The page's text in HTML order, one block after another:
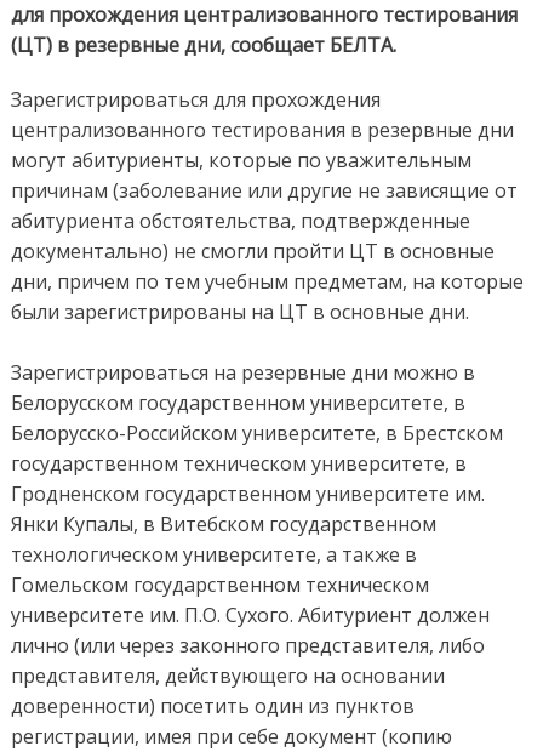
для прохождения централизованного тестирования
(ЦТ) в резервные дни, сообщает БЕЛТА.
Зарегистрироваться для прохождения
централизованного тестирования в резервные дни
могут абитуриенты, которые по уважительным
причинам (заболевание или другие не зависящие от
абитуриента обстоятельства, подтвержденные
документально) не смогли пройти ЦТ в основные
дни, причем по тем учебным предметам, на которые
были зарегистрированы на ЦТ в основные дни.
Зарегистрироваться на резервные дни можно в
Белорусском государственном университете, в
Белорусско-Российском университете, в Брестском
государственном техническом университете, в
Гродненском государственном университете им.
Янки Купалы, в Витебском государственном
технологическом университете, а также в
Гомельском государственном техническом
университете им. П.О. Сухого. Абитуриент должен
лично (или через законного представителя, либо
представителя, действующего на основании
доверенности) посетить один из пунктов
регистрации, имея при себе документ (копию